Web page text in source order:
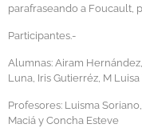
parafraseando a Foucault,
Participantes.-
Alumnas: Airam
Luna, Iris Gutierréz, M
Profesores: Luisma
Maciá y Concha Esteve